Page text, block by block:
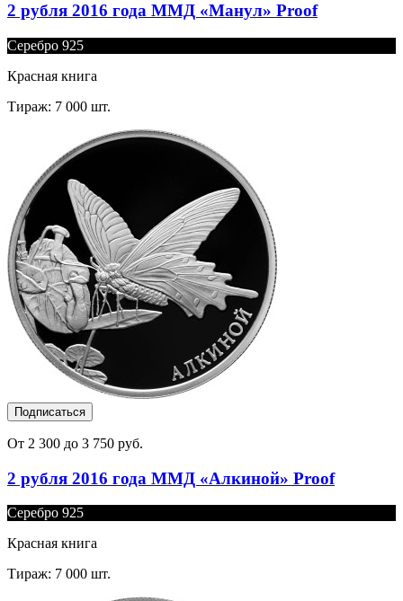
2 рубля 2016 года ММД «Манул» Proof
Серебро 925
Красная книга
Тираж: 7 000 шт.
Подписаться
От 2 300 до 3 750 руб.
2 рубля 2016 года ММД «Алкиной» Proof
Серебро 925
Красная книга
Тираж: 7 000 шт.